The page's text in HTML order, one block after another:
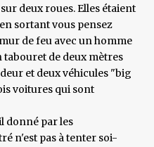
deux roues. Elles étaient
sortant vous pensez
de feu avec un homme
tabouret de deux mètres
et deux véhicules "big
voitures qui sont
donné par les
n'est pas à tenter soi-